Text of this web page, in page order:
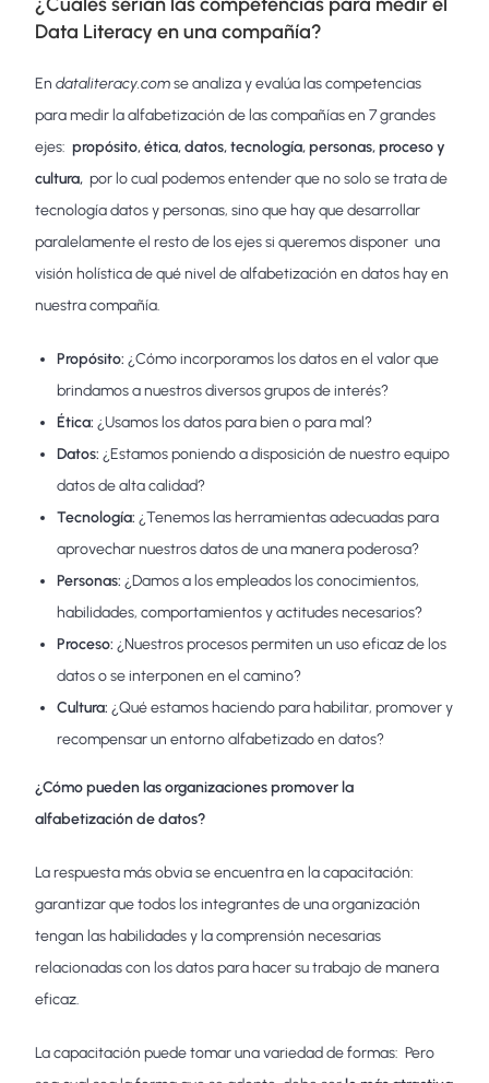
Data Literacy en una compañía?
Endataliteracy.comse analiza y evalúa las competencias
para medir la alfabetización de las compañías en 7 grandes
ejes:propósito, ética, datos, tecnología, personas, proceso y
cultura, por lo cual podemos entender que no solo se trata de
tecnología datos y personas, sino que hay que desarrollar
paralelamente el resto de los ejes si queremos disponer una
visión holística de qué nivel de alfabetización en datos hay en
nuestra compañía.
Propósito:¿Cómo incorporamos los datos en el valor que
brindamos a nuestros diversos grupos de interés?
Ética: ¿Usamos los datos para bien o para mal?
Datos: ¿Estamos poniendo a disposición de nuestro equipo
datos de alta calidad?
Tecnología: ¿Tenemos las herramientas adecuadas para
aprovechar nuestros datos de una manera poderosa?
Personas: ¿Damos a los empleados los conocimientos,
habilidades, comportamientos y actitudes necesarios?
Proceso: ¿Nuestros procesos permiten un uso eficaz de los
datos o se interponen en el camino?
Cultura: ¿Qué estamos haciendo para habilitar, promover y
recompensar un entorno alfabetizado en datos?
¿Cómo pueden las organizaciones promover la
alfabetización de datos?
La respuesta más obvia se encuentra en la capacitación:
garantizar que todos los integrantes de una organización
tengan las habilidades y la comprensión necesarias
relacionadas con los datos para hacer su trabajo de manera
eficaz.
La capacitación puede tomar una variedad de formas: Pero